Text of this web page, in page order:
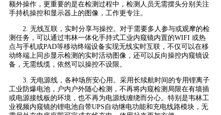
额外操作，更重要的是在检测过程中，检测人员无需摆头分别关注
手持机操控和显示器上的图像，工作更专注。
2. 无线互联，实时分享与操控。对于需要多人参与或观摩的检
测任务，可以通过韦林一体化手持式工业内窥镜内置的WIFI 或热
点与手机或PAD等移动终端设备实现无线实时互联，不仅可以在移
动终端上同步显示检测的实时活动图像，还可以反向操控内窥镜设
备，无需线缆，依然可以操控不设限。
3. 无电源线，各种场所安心用。采用长续航时间的专用锂离子
工业防爆电池，户内户外随心检测，不再将内窥检测局限在有墙插
或电源接线板的环境，也不再为电源线缠绕而分心。特别是韦林工
业视频内窥镜的锂电池自带UPS自动继电功能和充电线路模块，无